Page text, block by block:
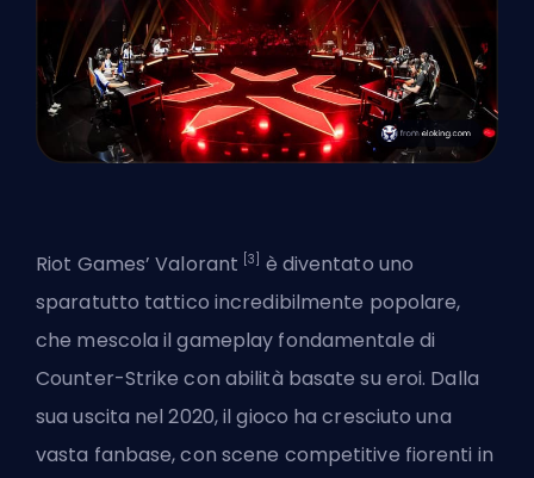
Riot Games’Valorant [3]
è diventato uno
sparatutto tattico incredibilmente popolare,
che mescola il gameplay fondamentale di
Counter-Strike con abilità basate su eroi. Dalla
sua uscita nel 2020, il gioco ha cresciuto una
vasta fanbase, con scene competitive fiorenti in